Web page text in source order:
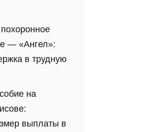
— «Ангел»:
в трудную
на
выплаты в